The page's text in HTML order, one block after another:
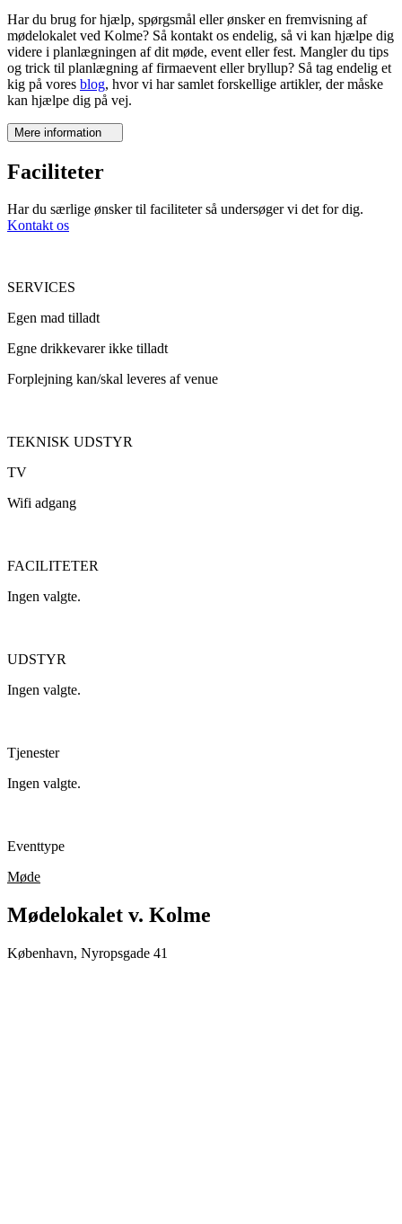
Har du brug for hjælp, spørgsmål eller ønsker en fremvisning af
mødelokalet ved Kolme? Så kontakt os endelig, så vi kan hjælpe dig
videre i planlægningen af dit møde, event eller fest. Mangler du tips
og trick til planlægning af firmaevent eller bryllup? Så tag endelig et
kig på vores blog, hvor vi har samlet forskellige artikler, der måske
kan hjælpe dig på vej.
Mere information
Faciliteter
Har du særlige ønsker til faciliteter så undersøger vi det for dig.
Kontakt os
SERVICES
Egen mad tilladt
Egne drikkevarer ikke tilladt
Forplejning kan/skal leveres af venue
TEKNISK UDSTYR
TV
Wifi adgang
FACILITETER
Ingen valgte.
UDSTYR
Ingen valgte.
Tjenester
Ingen valgte.
Eventtype
Møde
Mødelokalet v. Kolme
København, Nyropsgade 41